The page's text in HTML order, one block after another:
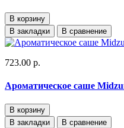
В корзину
В закладки
В сравнение
723.00 р.
Ароматическое саше
В корзину
В закладки
В сравнение